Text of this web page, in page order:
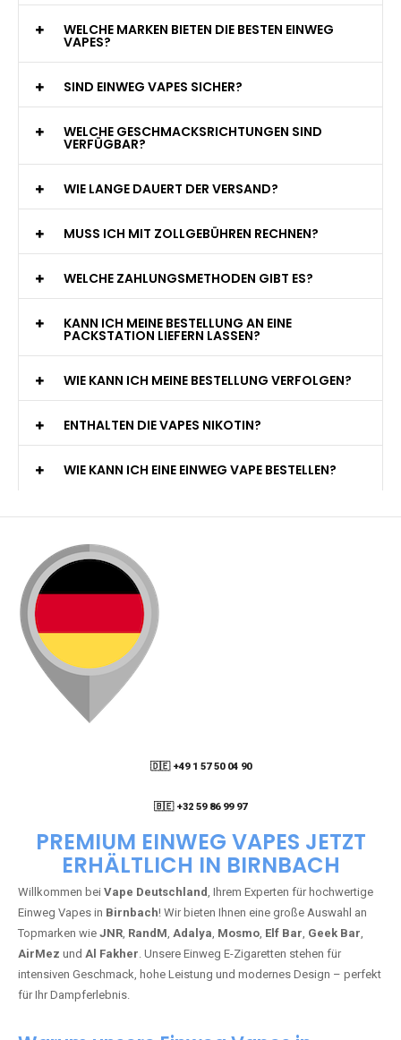
WELCHE MARKEN BIETEN DIE BESTEN EINWEG
VAPES?
SIND EINWEG VAPES SICHER?
WELCHE GESCHMACKSRICHTUNGEN SIND
VERFÜGBAR?
WIE LANGE DAUERT DER VERSAND?
MUSS ICH MIT ZOLLGEBÜHREN RECHNEN?
WELCHE ZAHLUNGSMETHODEN GIBT ES?
KANN ICH MEINE BESTELLUNG AN EINE
PACKSTATION LIEFERN LASSEN?
WIE KANN ICH MEINE BESTELLUNG VERFOLGEN?
ENTHALTEN DIE VAPES NIKOTIN?
WIE KANN ICH EINE EINWEG VAPE BESTELLEN?
🇩🇪 +49 1 57 50 04 90
🇧🇪 +32 59 86 99 97
PREMIUM EINWEG VAPES JETZT
ERHÄLTLICH IN BIRNBACH
Willkommen bei Vape Deutschland, Ihrem Experten für hochwertige
Einweg Vapes in Birnbach! Wir bieten Ihnen eine große Auswahl an
Topmarken wie JNR, RandM, Adalya, Mosmo, Elf Bar, Geek Bar,
AirMez und Al Fakher. Unsere Einweg E-Zigaretten stehen für
intensiven Geschmack, hohe Leistung und modernes Design – perfekt
für Ihr Dampferlebnis.